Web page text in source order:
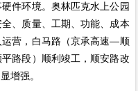
件环境。奥林匹克水上公园
、质量、工期、功能、成本
运营，白马路（京承高速—顺
路段）顺利竣工，顺安路改
增强。